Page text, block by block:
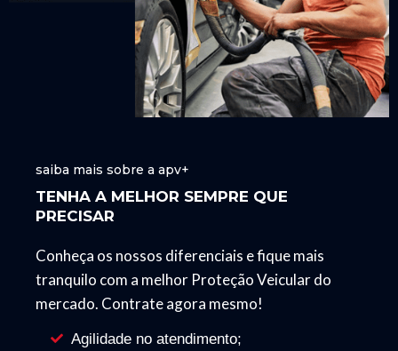
saiba mais sobre a apv+
TENHA A MELHOR SEMPRE QUE
PRECISAR
Conheça os nossos diferenciais e fique mais
tranquilo com a melhor Proteção Veicular do
mercado. Contrate agora mesmo!
Agilidade no atendimento;